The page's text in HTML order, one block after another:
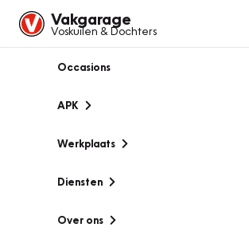
Vakgarage
Voskuilen & Dochters
Occasions
APK
Werkplaats
Diensten
Over ons